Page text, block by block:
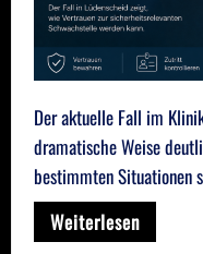
Der aktuelle Fall im
dramatische Weise
bestimmten Situationen
Weiterlesen